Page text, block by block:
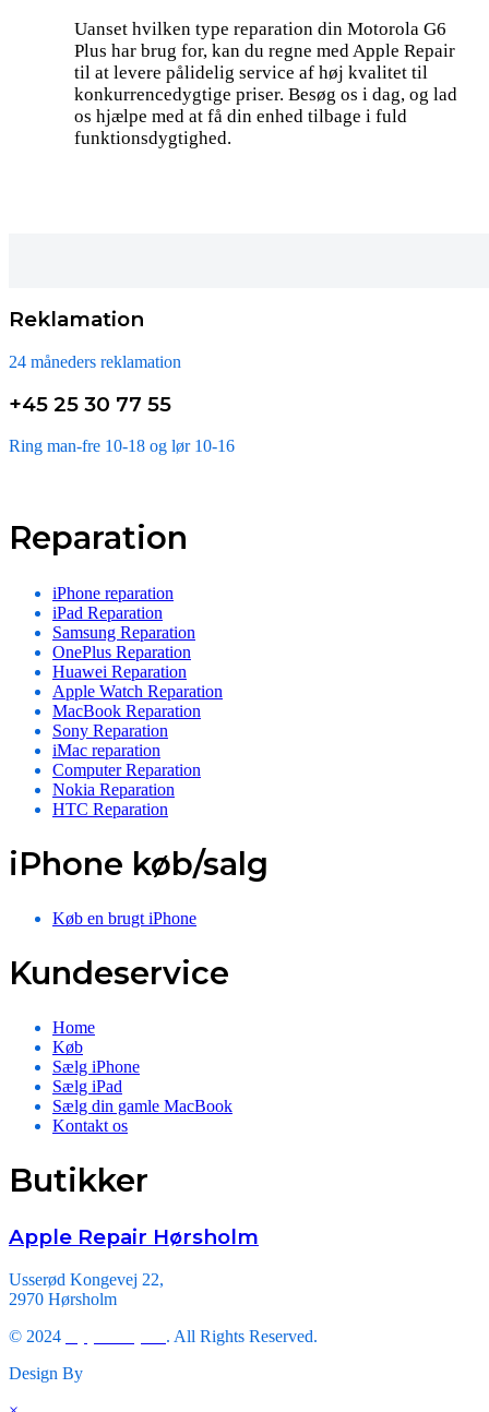
Uanset hvilken type reparation din Motorola G6
Plus har brug for, kan du regne med Apple Repair
til at levere pålidelig service af høj kvalitet til
konkurrencedygtige priser. Besøg os i dag, og lad
os hjælpe med at få din enhed tilbage i fuld
funktionsdygtighed.
Reklamation
24 måneders reklamation
+45 25 30 77 55
Ring man-fre 10-18 og lør 10-16
Reparation
iPhone reparation
iPad Reparation
Samsung Reparation
OnePlus Reparation
Huawei Reparation
Apple Watch Reparation
MacBook Reparation
Sony Reparation
iMac reparation
Computer Reparation
Nokia Reparation
HTC Reparation
iPhone køb/salg
Køb en brugt iPhone
Kundeservice
Home
Køb
Sælg iPhone
Sælg iPad
Sælg din gamle MacBook
Kontakt os
Butikker
Apple Repair Hørsholm
Usserød Kongevej 22,
2970 Hørsholm
© 2024
. All Rights Reserved.
Design By